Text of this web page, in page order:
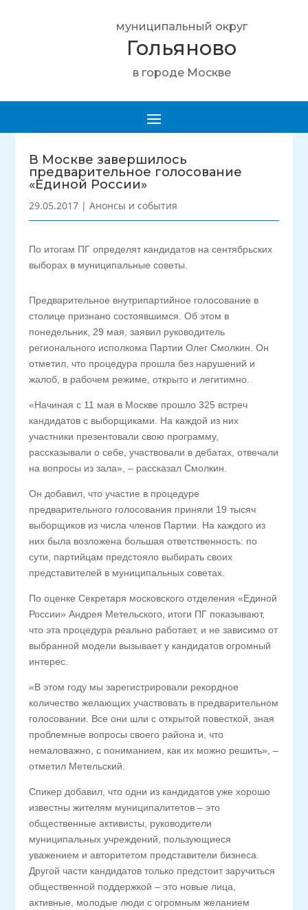
муниципальный округ
Гольяново
в городе Москве
В Москве завершилось
предварительное голосование
«Единой России»
29.05.2017 |Анонсы и события
По итогам ПГ определят кандидатов на сентябрьских
выборах в муниципальные советы.
Предварительное внутрипартийное голосование в
столице признано состоявшимся. Об этом в
понедельник, 29 мая, заявил руководитель
регионального исполкома Партии Олег Смолкин. Он
отметил, что процедура прошла без нарушений и
жалоб, в рабочем режиме, открыто и легитимно.
«Начиная с 11 мая в Москве прошло 325 встреч
кандидатов с выборщиками. На каждой из них
участники презентовали свою программу,
рассказывали о себе, участвовали в дебатах, отвечали
на вопросы из зала», – рассказал Смолкин.
Он добавил, что участие в процедуре
предварительного голосования приняли 19 тысяч
выборщиков из числа членов Партии. На каждого из
них была возложена большая ответственность: по
сути, партийцам предстояло выбирать своих
представителей в муниципальных советах.
По оценке Секретаря московского отделения «Единой
России» Андрея Метельского, итоги ПГ показывают,
что эта процедура реально работает, и не зависимо от
выбранной модели вызывает у кандидатов огромный
интерес.
«В этом году мы зарегистрировали рекордное
количество желающих участвовать в предварительном
голосовании. Все они шли с открытой повесткой, зная
проблемные вопросы своего района и, что
немаловажно, с пониманием, как их можно решить», –
отметил Метельский.
Спикер добавил, что одни из кандидатов уже хорошо
известны жителям муниципалитетов – это
общественные активисты, руководители
муниципальных учреждений, пользующиеся
уважением и авторитетом представители бизнеса.
Другой части кандидатов только предстоит заручиться
общественной поддержкой – это новые лица,
активные, молодые люди с огромным желанием